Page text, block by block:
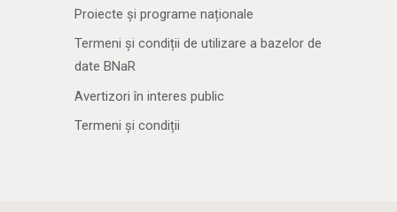
Proiecte și programe naționale
Termeni și condiții de utilizare a bazelor de
date BNaR
Avertizori în interes public
Termeni și condiții